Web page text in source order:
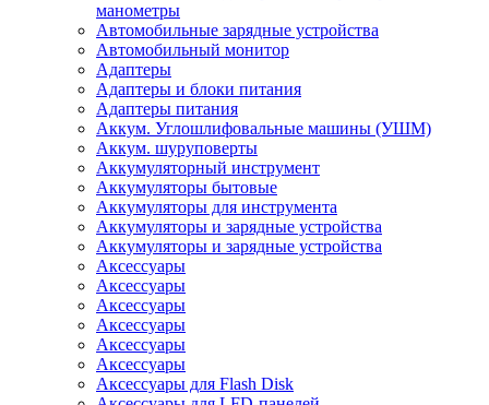
манометры
Автомобильные зарядные устройства
Автомобильный монитор
Адаптеры
Адаптеры и блоки питания
Адаптеры питания
Аккум. Углошлифовальные машины (УШМ)
Аккум. шуруповерты
Аккумуляторный инструмент
Аккумуляторы бытовые
Аккумуляторы для инструмента
Аккумуляторы и зарядные устройства
Аккумуляторы и зарядные устройства
Аксессуары
Аксессуары
Аксессуары
Аксессуары
Аксессуары
Аксессуары
Аксессуары для Flash Disk